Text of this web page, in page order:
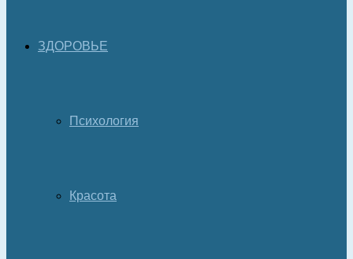
ЗДОРОВЬЕ
Психология
Красота